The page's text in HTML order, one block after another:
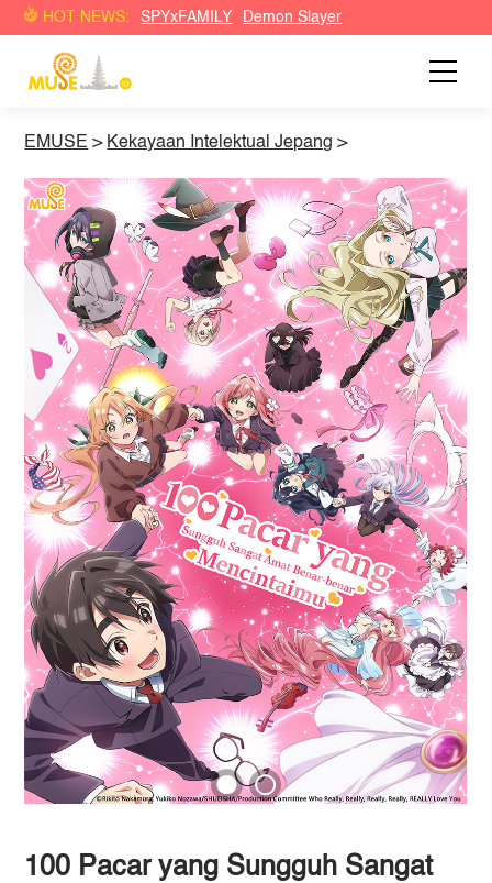
HOT NEWS: SPYxFAMILY Demon Slayer
EMUSE > Kekayaan Intelektual Jepang >
100 Pacar yang Sungguh Sangat